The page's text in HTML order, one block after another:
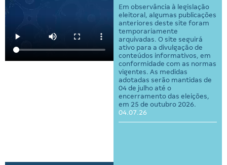
Em observância à legislação
eleitoral, algumas publicações
anteriores deste site foram
temporariamente
arquivadas. O site seguirá
ativo para a divulgação de
conteúdos informativos, em
conformidade com as normas
vigentes. As medidas
adotadas serão mantidas de
04 de julho até o
encerramento das eleições,
em 25 de outubro 2026.
04.07.26